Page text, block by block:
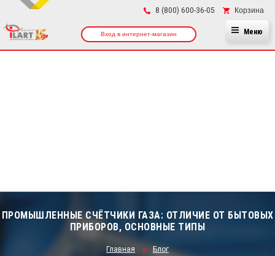
8 (800) 600-36-05 Корзина
Вход в интернет-магазин Меню
ПРОМЫШЛЕННЫЕ СЧЁТЧИКИ ГАЗА: ОТЛИЧИЕ ОТ БЫТОВЫХ
ПРИБОРОВ, ОСНОВНЫЕ ТИПЫ
Главная
Блог
×